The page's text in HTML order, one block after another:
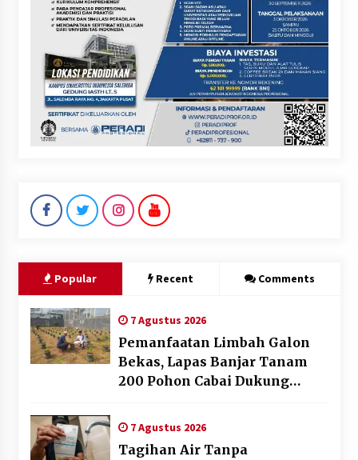
Popular Recent Comments
7 Agustus 2026
Pemanfaatan Limbah Galon
Bekas, Lapas Banjar Tanam
200 Pohon Cabai Dukung
7 Agustus 2026
Tagihan Air Tanpa